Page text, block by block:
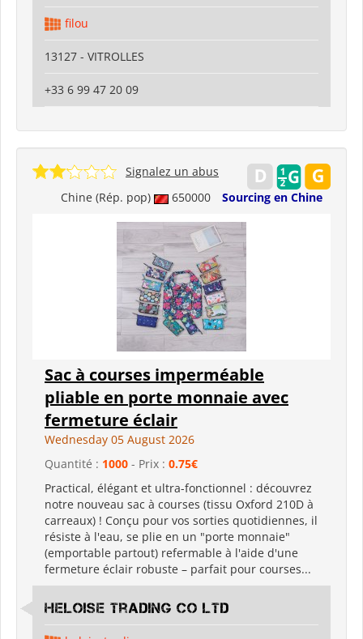
filou
13127 - VITROLLES
+33 6 99 47 20 09
Chine (Rép. pop) 650000 Sourcing en Chine
Signalez un abus
Sac à courses imperméable
pliable en porte monnaie avec
fermeture éclair
Wednesday 05 August 2026
Quantité : 1000 - Prix : 0.75€
Practical, élégant et ultra-fonctionnel : découvrez
notre nouveau sac à courses (tissu Oxford 210D à
carreaux) ! Conçu pour vos sorties quotidiennes, il
résiste à l'eau, se plie en un "porte monnaie"
(emportable partout) refermable à l'aide d'une
fermeture éclair robuste – parfait pour courses...
Heloise Trading Co Ltd